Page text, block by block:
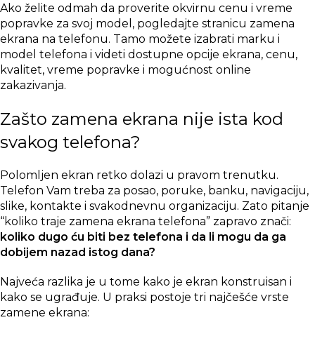
Ako želite odmah da proverite okvirnu cenu i vreme
popravke za svoj model, pogledajte stranicu zamena
ekrana na telefonu. Tamo možete izabrati marku i
model telefona i videti dostupne opcije ekrana, cenu,
kvalitet, vreme popravke i mogućnost online
zakazivanja.
Zašto zamena ekrana nije ista kod
svakog telefona?
Polomljen ekran retko dolazi u pravom trenutku.
Telefon Vam treba za posao, poruke, banku, navigaciju,
slike, kontakte i svakodnevnu organizaciju. Zato pitanje
“koliko traje zamena ekrana telefona” zapravo znači:
koliko dugo ću biti bez telefona i da li mogu da ga
dobijem nazad istog dana?
Najveća razlika je u tome kako je ekran konstruisan i
kako se ugrađuje. U praksi postoje tri najčešće vrste
zamene ekrana: